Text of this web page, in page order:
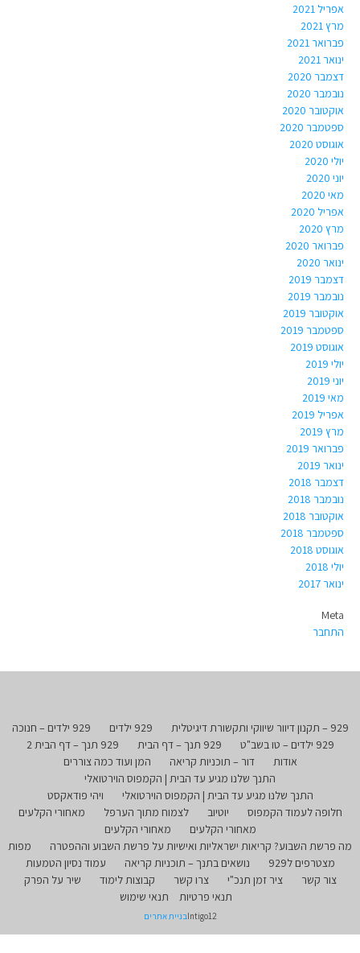
אפריל 2021
מרץ 2021
פברואר 2021
ינואר 2021
דצמבר 2020
נובמבר 2020
אוקטובר 2020
ספטמבר 2020
אוגוסט 2020
יולי 2020
יוני 2020
מאי 2020
אפריל 2020
מרץ 2020
פברואר 2020
ינואר 2020
דצמבר 2019
נובמבר 2019
אוקטובר 2019
ספטמבר 2019
אוגוסט 2019
יולי 2019
יוני 2019
מאי 2019
אפריל 2019
מרץ 2019
פברואר 2019
ינואר 2019
דצמבר 2018
נובמבר 2018
אוקטובר 2018
ספטמבר 2018
אוגוסט 2018
יולי 2018
ינואר 2017
Meta
התחבר
929 – תקנון דיוור שיווקי ותקשורת דיגיטלית 929 ילדים
929 ילדים – חנוכה
929 ילדים – טו בשב"ט
929 תנך – דף הבית
929 תנך – דף הבית 2
אודות
דור – תוכניות קריאה
המן ועוד כמה צוררים
התנך שלנו מגיע עד הבית | הקמפוס הוירטואלי
התנך שלנו מגיע עד הבית | הקמפוס הוירטואלי
ויהי פודאקסט
חלופה לעמוד הקמפוס
יוטיוב לצמוח מתוך הערפל
מאחורי הקלעים
מאחורי הקלעים
מאחורי הקלעים
מה פרשת השבוע? קריאות ישראליות ואישיות על פרשת השבוע וההפטרה
מפות
מצטרפים ל929
נושאים בתנך – תוכניות קריאה
עמוד נסיון הטמעות
צור קשר
ציר זמן תנכ"י צרו קשר קבוצות לימוד
שיר על הפרק
תנאי פרטיות
תנאי שימוש
Intigo12בניית אתרים